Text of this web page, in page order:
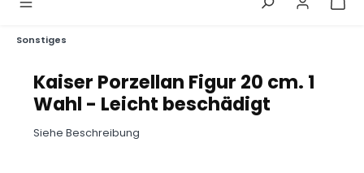
Sonstiges
Kaiser Porzellan Figur 20 cm. 1
Wahl - Leicht beschädigt
Siehe Beschreibung